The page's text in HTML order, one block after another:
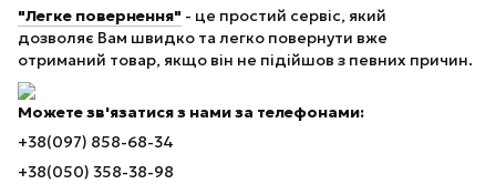
"Легке повернення" - це простий сервіс, який
дозволяє Вам швидко та легко повернути вже
отриманий товар, якщо він не підійшов з певних причин.
Можете зв'язатися з нами за телефонами:
+38(097) 858-68-34
+38(050) 358-38-98